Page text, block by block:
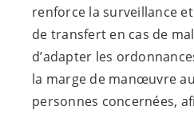
renforce la surveillance
de transfert en cas de
d’adapter les
la marge de manœuvre
personnes concernées,